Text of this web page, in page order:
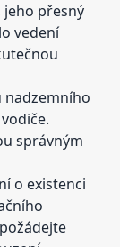
jeho přesný
vedení
nadzemního
správným
o existenci